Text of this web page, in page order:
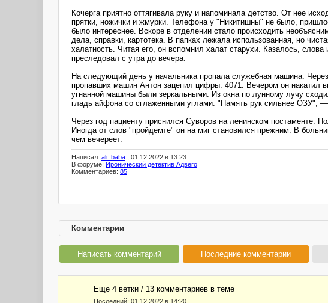
Кочерга приятно оттягивала руку и напоминала детство. От нее
прятки, ножички и жмурки. Телефона у "Никитишны" не было,
было интереснее. Вскоре в отделении стало происходить
дела, справки, картотека. В папках лежала использованная, но
халатность. Читая его, он вспомнил халат старухи. Казалось,
преследовал с утра до вечера.
На следующий день у начальника пропала служебная машина.
пропавших машин Антон зацепил цифры: 4071. Вечером он накатил
угнанной машины были зеркальными. Из окна по лунному лучу
гладь айфона со сглаженными углами. "Память рук сильнее ОЗУ",
Через год пациенту приснился Суворов на ленинском постаменте.
Иногда от слов "пройдемте" он на миг становился прежним. В
чем вечереет.
Написал: ali_baba , 01.12.2022 в 13:23
В форуме: Иронический детектив Адвего
Комментариев: 85
Комментарии
Написать комментарий Последние комментарии
Еще 4 ветки / 13 комментариев в темe
Последний: 01.12.2022 в 14:20